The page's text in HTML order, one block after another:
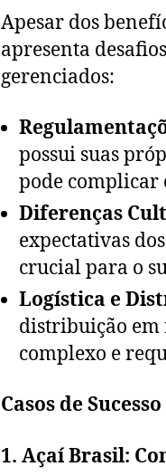
Apesar dos
apresenta
gerenciados:
possui suas
pode complicar
Diferenças
expectativas
crucial para o
Logística e
distribuição em
complexo e
Casos de Sucesso
1. Açaí Brasil: